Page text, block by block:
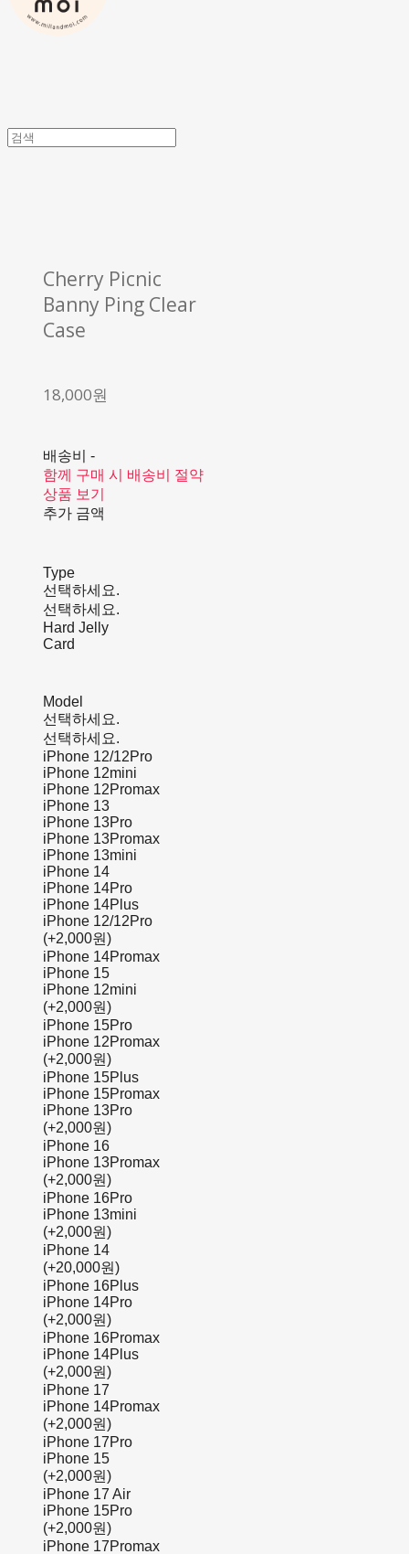
Cherry Picnic
Banny Ping Clear
Case
18,000원
배송비 -
함께 구매 시 배송비 절약
상품 보기
추가 금액
Type
선택하세요.
선택하세요.
Hard Jelly
Card
Model
선택하세요.
선택하세요.
iPhone 12/12Pro
iPhone 12mini
iPhone 12Promax
iPhone 13
iPhone 13Pro
iPhone 13Promax
iPhone 13mini
iPhone 14
iPhone 14Pro
iPhone 14Plus
iPhone 12/12Pro
(+2,000원)
iPhone 14Promax
iPhone 15
iPhone 12mini
(+2,000원)
iPhone 15Pro
iPhone 12Promax
(+2,000원)
iPhone 15Plus
iPhone 15Promax
iPhone 13Pro
(+2,000원)
iPhone 16
iPhone 13Promax
(+2,000원)
iPhone 16Pro
iPhone 13mini
(+2,000원)
iPhone 14
(+20,000원)
iPhone 16Plus
iPhone 14Pro
(+2,000원)
iPhone 16Promax
iPhone 14Plus
(+2,000원)
iPhone 17
iPhone 14Promax
(+2,000원)
iPhone 17Pro
iPhone 15
(+2,000원)
iPhone 17 Air
iPhone 15Pro
(+2,000원)
iPhone 17Promax